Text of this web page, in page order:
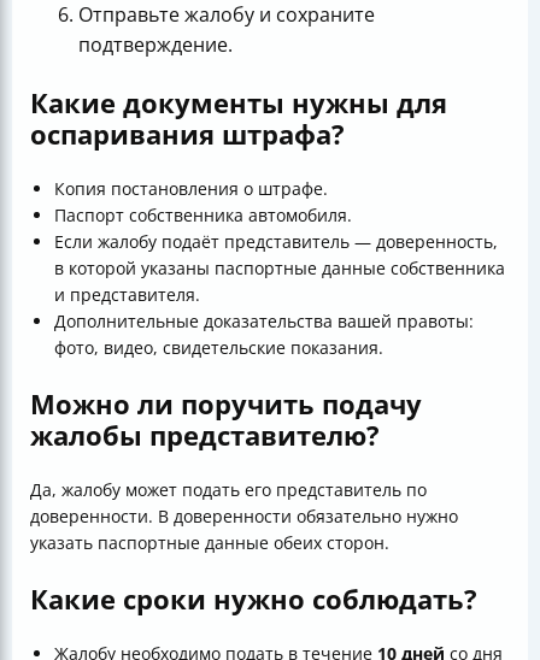
Отправьте жалобу и сохраните
подтверждение.
Какие документы нужны для
оспаривания штрафа?
Копия постановления о штрафе.
Паспорт собственника автомобиля.
Если жалобу подаёт представитель — доверенность,
в которой указаны паспортные данные собственника
и представителя.
Дополнительные доказательства вашей правоты:
фото, видео, свидетельские показания.
Можно ли поручить подачу
жалобы представителю?
Да, жалобу может подать его представитель по
доверенности. В доверенности обязательно нужно
указать паспортные данные обеих сторон.
Какие сроки нужно соблюдать?
Жалобу необходимо подать в течение 10 дней со дня